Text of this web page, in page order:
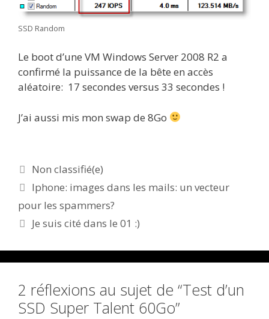
SSD Random
Le boot d’une VM Windows Server 2008 R2 a
confirmé la puissance de la bête en accès
aléatoire: 17 secondes versus 33 secondes !
J’ai aussi mis mon swap de 8Go
Catégories
Non classifié(e)
Iphone: images dans les mails: un vecteur
pour les spammers?
Je suis cité dans le 01 :)
2 réflexions au sujet de “Test d’un
SSD Super Talent 60Go”